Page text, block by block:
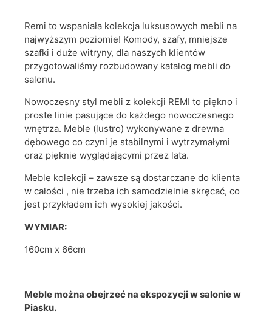
Remi to wspaniała kolekcja luksusowych mebli na
najwyższym poziomie! Komody, szafy, mniejsze
szafki i duże witryny, dla naszych klientów
przygotowaliśmy rozbudowany katalog mebli do
salonu.
Nowoczesny styl mebli z kolekcji REMI to piękno i
proste linie pasujące do każdego nowoczesnego
wnętrza. Meble (lustro) wykonywane z drewna
dębowego co czyni je stabilnymi i wytrzymałymi
oraz pięknie wyglądającymi przez lata.
Meble kolekcji – zawsze są dostarczane do klienta
w całości , nie trzeba ich samodzielnie skręcać, co
jest przykładem ich wysokiej jakości.
WYMIAR:
160cm x 66cm
Meble można obejrzeć na ekspozycji w salonie w
Piasku.